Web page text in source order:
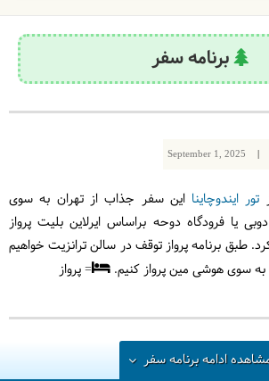
برنامه سفر
September 1, 2025 |
تور ایندوچاینا این سفر جذاب از تهران به سوی
یا فرودگاه دوحه براساس ایرلاین بلیت پرواز
طبق برنامه پرواز توقف در سالن ترانزیت خواهیم
سوی هوشی مین پرواز کنیم.
= پرواز
September 2, 2025 | ادامهبرنامه سفر